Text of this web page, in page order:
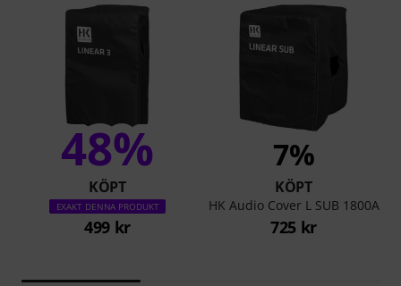
48%
KÖPT
EXAKT DENNA PRODUKT
499 kr
7%
KÖPT
HK Audio Cover L SUB 1800A
725 kr